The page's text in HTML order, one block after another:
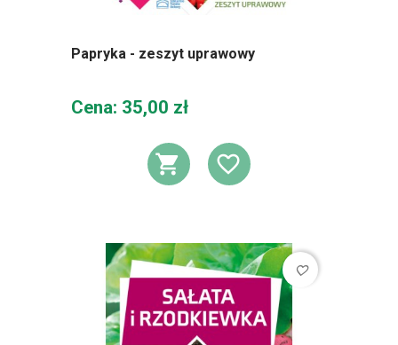
Papryka - zeszyt uprawowy
Cena
Cena: 35,00 zł
DODAJ DO
DODAJ DO
favorite_border